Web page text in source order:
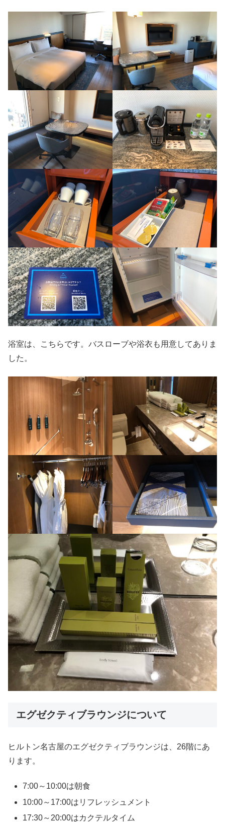
浴室は、こちらです。バスローブや浴衣も用意してありま
した。
エグゼクティブラウンジについて
ヒルトン名古屋のエグゼクティブラウンジは、26階にあ
ります。
7:00～10:00は朝食
10:00～17:00はリフレッシュメント
17:30～20:00はカクテルタイム